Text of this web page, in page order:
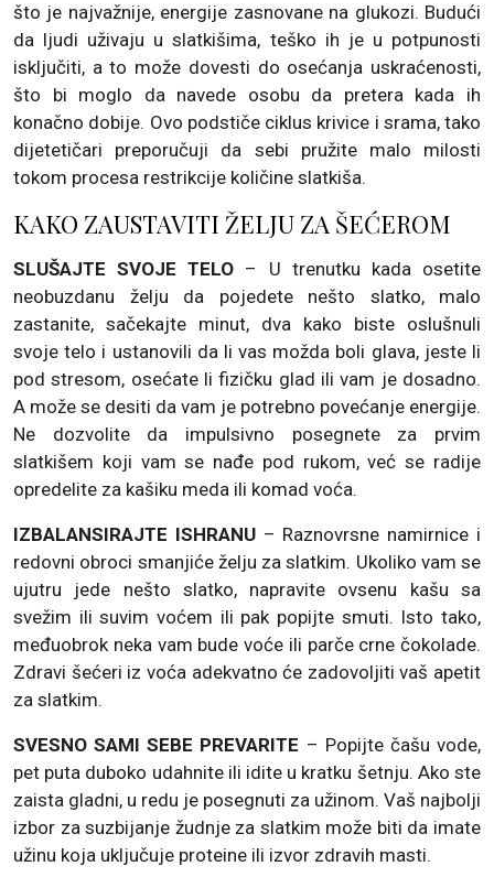
što je najvažnije, energije zasnovane na glukozi. Budući
da ljudi uživaju u slatkišima, teško ih je u potpunosti
isključiti, a to može dovesti do osećanja uskraćenosti,
što bi moglo da navede osobu da pretera kada ih
konačno dobije. Ovo podstiče ciklus krivice i srama, tako
dijetetičari preporučuji da sebi pružite malo milosti
tokom procesa restrikcije količine slatkiša.
KAKO ZAUSTAVITI ŽELJU ZA ŠEĆEROM
SLUŠAJTE SVOJE TELO – U trenutku kada osetite
neobuzdanu želju da pojedete nešto slatko, malo
zastanite, sačekajte minut, dva kako biste oslušnuli
svoje telo i ustanovili da li vas možda boli glava, jeste li
pod stresom, osećate li fizičku glad ili vam je dosadno.
A može se desiti da vam je potrebno povećanje energije.
Ne dozvolite da impulsivno posegnete za prvim
slatkišem koji vam se nađe pod rukom, već se radije
opredelite za kašiku meda ili komad voća.
IZBALANSIRAJTE ISHRANU– Raznovrsne namirnice i
redovni obroci smanjiće želju za slatkim. Ukoliko vam se
ujutru jede nešto slatko, napravite ovsenu kašu sa
svežim ili suvim voćem ili pak popijte smuti. Isto tako,
međuobrok neka vam bude voće ili parče crne čokolade.
Zdravi šećeri iz voća adekvatno će zadovoljiti vaš apetit
za slatkim.
SVESNO SAMI SEBE PREVARITE – Popijte čašu vode,
pet puta duboko udahnite ili idite u kratku šetnju. Ako ste
zaista gladni, u redu je posegnuti za užinom. Vaš najbolji
izbor za suzbijanje žudnje za slatkim može biti da imate
užinu koja uključuje proteine ili izvor zdravih masti.